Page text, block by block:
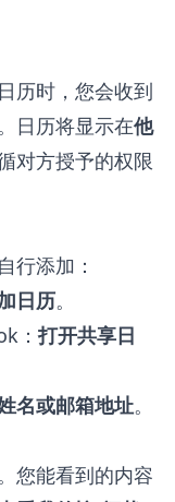
历时，您会收到
日历将显示在他
对方授予的权限
行添加：
日历。
：打开共享日
名或邮箱地址。
您能看到的内容